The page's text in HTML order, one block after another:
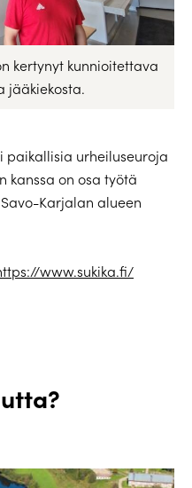
kertynyt kunnioitettava
jääkiekosta.
paikallisia urheiluseuroja
kanssa on osa työtä
Karjalan alueen
www.sukika.fi/